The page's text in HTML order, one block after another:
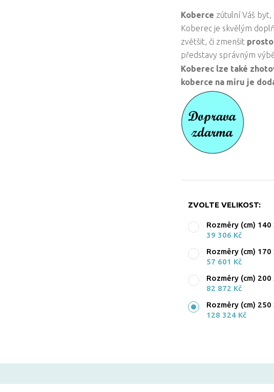
Koberce zútulní Váš byt,
Koberec je skvělým
zvětšit, či zmenšit
představy správným
Koberec lze také
koberce na míru je
ZVOLTE VELIKOST:
Rozměry (cm) 140
39 306 Kč
Rozměry (cm) 170
57 601 Kč
Rozměry (cm) 200
82 872 Kč
Rozměry (cm) 250
128 324 Kč